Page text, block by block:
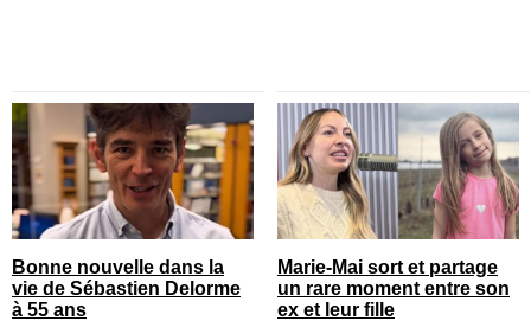
Bonne nouvelle dans la
vie de Sébastien Delorme
à 55 ans
Marie-Mai sort et partage
un rare moment entre son
ex et leur fille